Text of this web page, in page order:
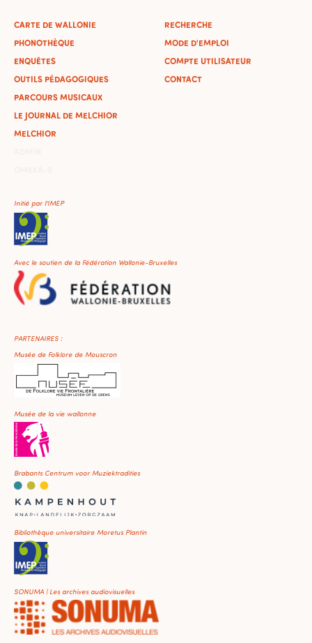
CARTE DE WALLONIE
PHONOTHÈQUE
ENQUÊTES
OUTILS PÉDAGOGIQUES
PARCOURS MUSICAUX
LE JOURNAL DE MELCHIOR
MELCHIOR
RECHERCHE
MODE D'EMPLOI
COMPTE UTILISATEUR
CONTACT
Initié par l'IMEP
Avec le soutien de la Fédération Wallonie-Bruxelles
PARTENAIRES :
Musée de Folklore de Mouscron
Musée de la vie wallonne
Brabants Centrum voor Muziektradities
Bibliothèque universitaire Moretus Plantin
SONUMA | Les archives audiovisuelles